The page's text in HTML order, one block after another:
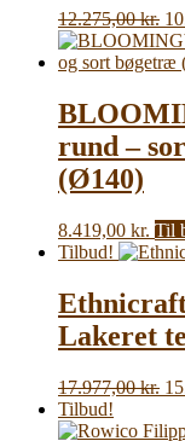
12.275,00kr.
rund –
(Ø140)
8.419,00 kr. Til
Tilbud!
Ethnicraft
Lakeret
17.977,00kr.
Tilbud!